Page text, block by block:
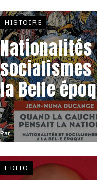
Par
HISTOIRE
socialismes
la Belle
EDITO